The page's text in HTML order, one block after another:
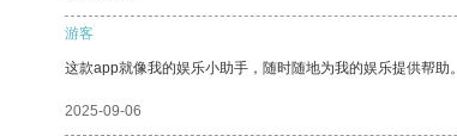
游客
这款app就像我的娱乐小助手，随时随地为我的娱乐提供帮助。
2025-09-06